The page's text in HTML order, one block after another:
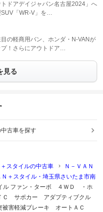
ドアデイジャパン名古屋2024」へ
SUV「WR-V」を…
の軽商用バン、ホンダ・N-VANが
！さらにアウトドア…
見る
古車を探す
スタイルの中古車
Ｎ－ＶＡＮ
Ｎ＋スタイル・埼玉県さいたま市南
ル ファン・ターボ ４ＷＤ ・ホ
Ｃ サポカー アダプティブクル
害軽減ブレーキ オートＡＣ